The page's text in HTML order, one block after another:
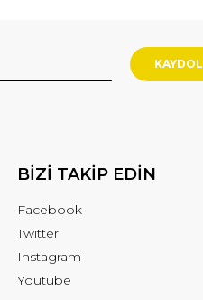
KAYDOL
BİZİ TAKİP EDİN
Facebook
Twitter
Instagram
Youtube